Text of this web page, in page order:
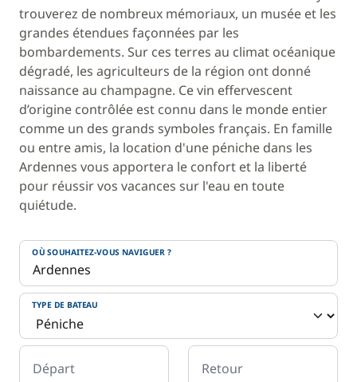
trouverez de nombreux mémoriaux, un musée et les
grandes étendues façonnées par les
bombardements. Sur ces terres au climat océanique
dégradé, les agriculteurs de la région ont donné
naissance au champagne. Ce vin effervescent
d’origine contrôlée est connu dans le monde entier
comme un des grands symboles français. En famille
ou entre amis, la location d'une péniche dans les
Ardennes vous apportera le confort et la liberté
pour réussir vos vacances sur l'eau en toute
quiétude.
OÙ SOUHAITEZ-VOUS NAVIGUER ?
TYPE DE BATEAU
Départ Retour